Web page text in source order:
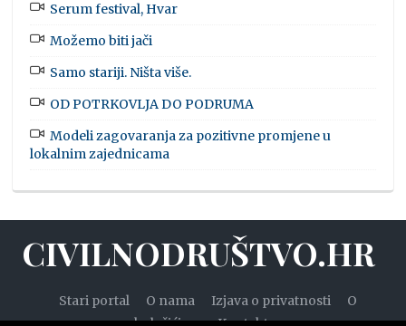
Serum festival, Hvar
Možemo biti jači
Samo stariji. Ništa više.
OD POTRKOVLJA DO PODRUMA
Modeli zagovaranja za pozitivne promjene u
lokalnim zajednicama
CIVILNODRUŠTVO.HR
Stari portal O nama Izjava o privatnosti
O